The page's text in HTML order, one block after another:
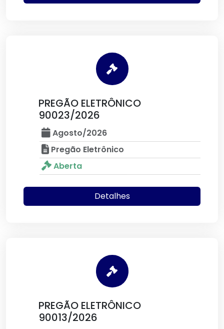
PREGÃO ELETRÔNICO
90023/2026
Agosto/2026
Pregão Eletrônico
Aberta
Detalhes
PREGÃO ELETRÔNICO
90013/2026